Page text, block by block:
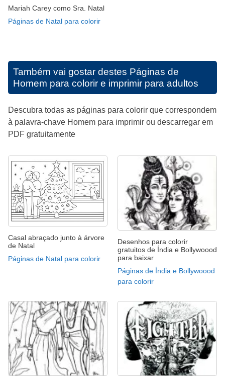
Mariah Carey como Sra. Natal
Páginas de Natal para colorir
Também vai gostar destes Páginas de
Homem para colorir e imprimir para adultos
Descubra todas as páginas para colorir que correspondem
à palavra-chave Homem para imprimir ou descarregar em
PDF gratuitamente
Casal abraçado junto à árvore
de Natal
Páginas de Natal para colorir
Desenhos para colorir
gratuitos de Índia e Bollywoood
para baixar
Páginas de Índia e Bollywoood
para colorir